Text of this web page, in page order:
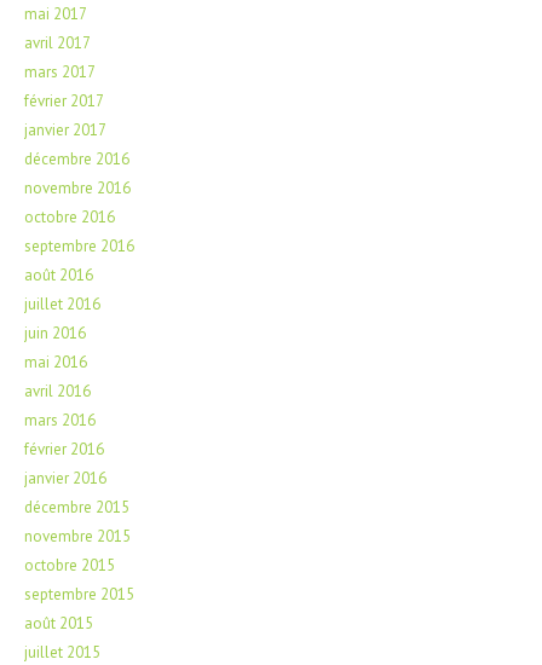
mai 2017
avril 2017
mars 2017
février 2017
janvier 2017
décembre 2016
novembre 2016
octobre 2016
septembre 2016
août 2016
juillet 2016
juin 2016
mai 2016
avril 2016
mars 2016
février 2016
janvier 2016
décembre 2015
novembre 2015
octobre 2015
septembre 2015
août 2015
juillet 2015